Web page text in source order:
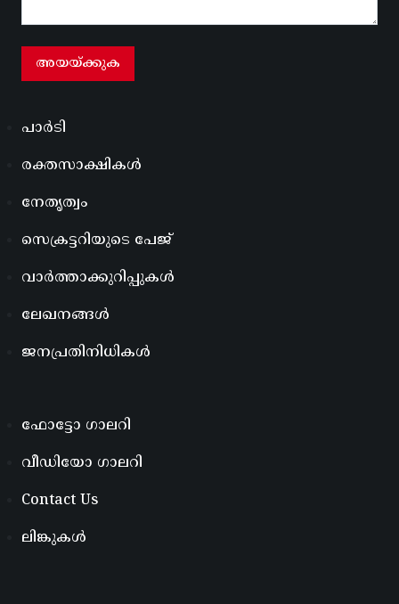
പാർടി
രക്തസാക്ഷികൾ
നേതൃത്വം
സെക്രട്ടറിയുടെ പേജ്
വാർത്താക്കുറിപ്പുകൾ
ലേഖനങ്ങൾ
ജനപ്രതിനിധികൾ
ഫോട്ടോ ഗാലറി
വീഡിയോ ഗാലറി
Contact Us
ലിങ്കുകൾ